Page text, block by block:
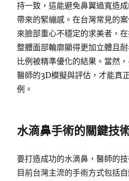
持一致，這能避免鼻翼過寬造
帶來的緊繃感。在台灣常見的
來臉部重心不穩定的求美者，
整體面部輪廓顯得更加立體且
比例被精準優化的結果。當然
醫師的3D模擬與評估，才能真
例。
水滴鼻手術的關鍵技
要打造成功的水滴鼻，醫師的
目前台灣主流的手術方式包括